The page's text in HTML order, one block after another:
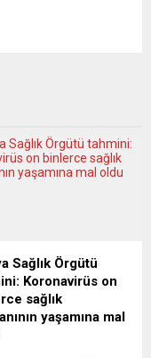
Sağlık Örgütü
Koronavirüs on
sağlık
yaşamına mal